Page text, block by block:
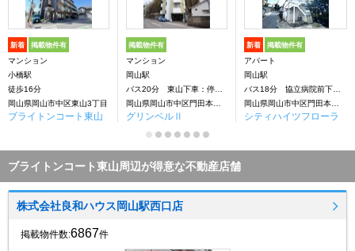
新着 掲載物件有
マンション
小橋駅
徒歩16分
岡山県岡山市中区東山3丁目
ブライトンコート東山
掲載物件有
マンション
岡山駅
バス20分 東山下車：停歩7分
グリンベルⅡ
新着 掲載物件有
アパート
岡山駅
バス18分 協立病院前下車：停歩10分
シティハイツフローラ
ブライトンコート東山周辺が得意な不動産店舗
株式会社良和ハウス岡山駅西口店
掲載物件数:6867件